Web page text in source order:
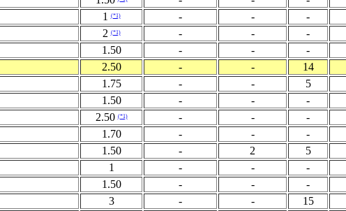
1(*1) - - -
2(*1) - - -
1.50 - - -
2.50 - - 14
1.75 - - 5
1.50 - - -
2.50(*1) - - -
1.70 - - -
1.50 - 2 5
1 - - -
1.50 - - -
3 - - 15